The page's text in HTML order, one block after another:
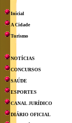
Inicial
A Cidade
Turismo
NOTÍCIAS
CONCURSOS
SAÚDE
ESPORTES
CANAL JURÍDICO
DIÁRIO OFICIAL